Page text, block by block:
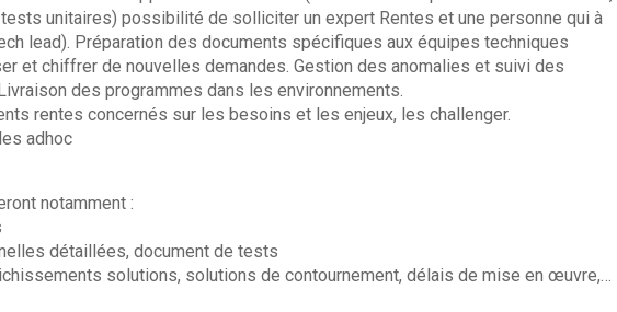
unitaires) possibilité de solliciter un expert Rentes et une personne qui à
lead). Préparation des documents spécifiques aux équipes techniques
et chiffrer de nouvelles demandes. Gestion des anomalies et suivi des
des programmes dans les environnements.
rentes concernés sur les besoins et les enjeux, les challenger.
adhoc
notamment :
détaillées, document de tests
solutions, solutions de contournement, délais de mise en œuvre,…